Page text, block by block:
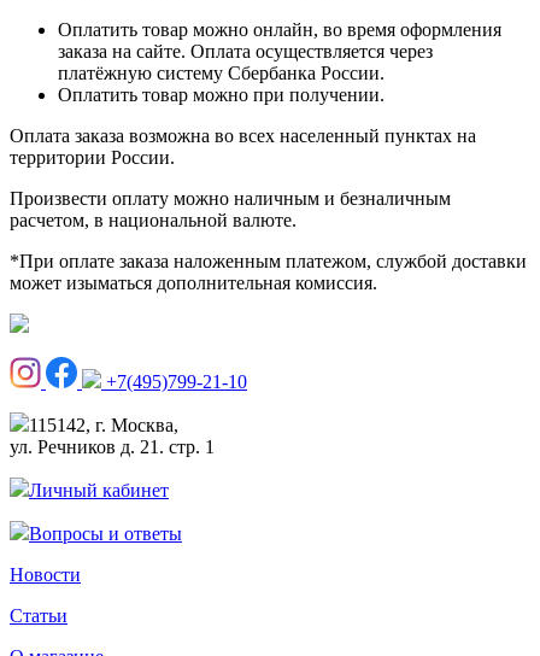
Оплатить товар можно онлайн, во время оформления
заказа на сайте. Оплата осуществляется через
платёжную систему Сбербанка России.
Оплатить товар можно при получении.
Оплата заказа возможна во всех населенный пунктах на
территории России.
Произвести оплату можно наличным и безналичным
расчетом, в национальной валюте.
*При оплате заказа наложенным платежом, службой доставки
может изыматься дополнительная комиссия.
+7(495)799-21-10
115142, г. Москва,
ул. Речников д. 21. стр. 1
Личный кабинет
Вопросы и ответы
Новости
Статьи